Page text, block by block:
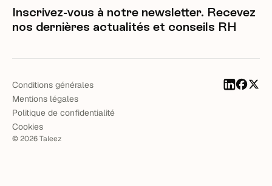
Inscrivez-vous à notre newsletter. Recevez
nos dernières actualités et conseils RH
©2026Taleez
Conditions générales
Mentions légales
Politique de confidentialité
Cookies